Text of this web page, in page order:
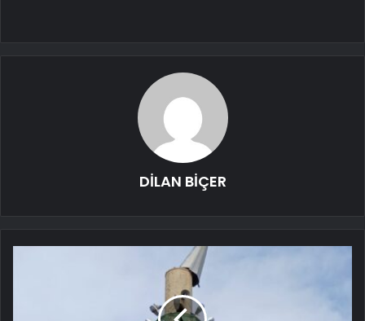
DİLAN BİÇER